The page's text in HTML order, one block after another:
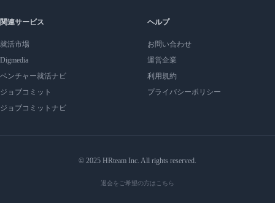
関連サービス
就活市場
Digmedia
ベンチャー就活ナビ
ジョブコミット
ジョブコミットナビ
ヘルプ
お問い合わせ
運営企業
利用規約
プライバシーポリシー
© 2025 HRteam Inc. All rights reserved.
退会をご希望の方はこちら